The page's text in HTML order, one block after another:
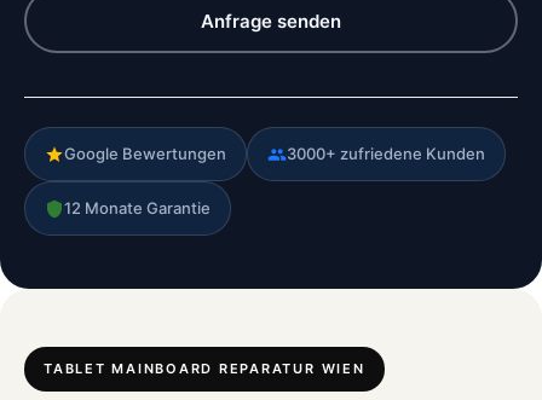
Anfrage senden
Google Bewertungen 3000+ zufriedene Kunden
12 Monate Garantie
TABLET MAINBOARD REPARATUR WIEN